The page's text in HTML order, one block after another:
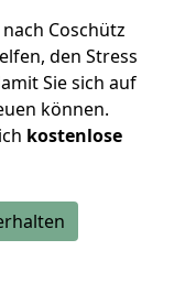
Coschütz
den Stress
Sie sich auf
können.
kostenlose